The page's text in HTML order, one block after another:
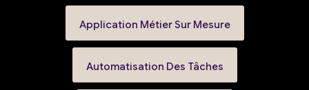
Application Métier Sur Mesure
Automatisation Des Tâches